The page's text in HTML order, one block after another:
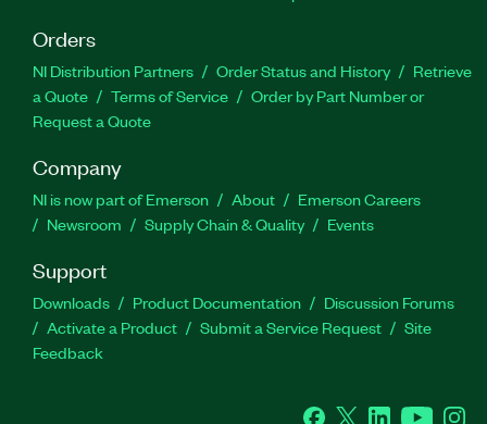
Orders
NI Distribution Partners Order Status and History
Retrieve
a Quote
Terms of Service
Order by Part Number or
Request a Quote
Company
NI is now part of Emerson About
Emerson Careers
Newsroom
Supply Chain & Quality Events
Support
Downloads Product Documentation
Discussion Forums
Activate a Product
Submit a Service Request
Site
Feedback
Facebook
Twitter LinkedInYouTube